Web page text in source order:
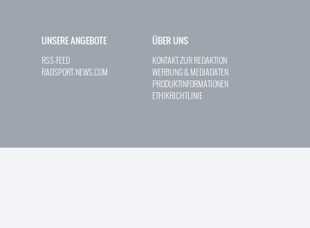
UNSERE ANGEBOTE
RSS-FEED
RADSPORT-NEWS.COM
ÜBER UNS
KONTAKT ZUR REDAKTION
WERBUNG & MEDIADATEN
PRODUKTINFORMATIONEN
ETHIKRICHTLINIE